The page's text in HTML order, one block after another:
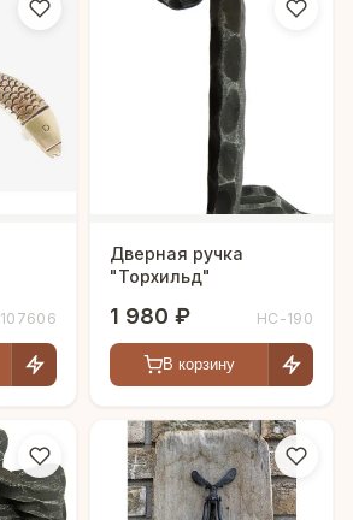
107606
Дверная ручка
"Торхильд"
1 980 ₽ HC-190
В корзину